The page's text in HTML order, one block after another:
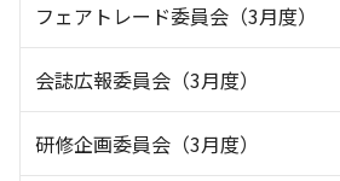
フェアトレード委員会（3月度）
会誌広報委員会（3月度）
研修企画委員会（3月度）